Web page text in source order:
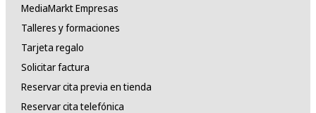
MediaMarkt Empresas
Talleres y formaciones
Tarjeta regalo
Solicitar factura
Reservar cita previa en tienda
Reservar cita telefónica